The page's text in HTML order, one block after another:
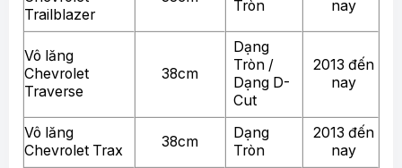
Trailblazer
Tròn
nay
Vô lăng
Chevrolet
Traverse
38cm
Dạng
Tròn /
Dạng D-
Cut
2013 đến
nay
Vô lăng
Chevrolet Trax
38cm
Dạng
Tròn
2013 đến
nay